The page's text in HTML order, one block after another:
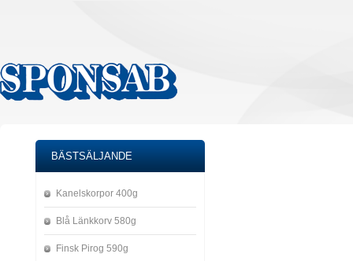
BÄSTSÄLJANDE
Kanelskorpor 400g
Blå Länkkorv 580g
Finsk Pirog 590g